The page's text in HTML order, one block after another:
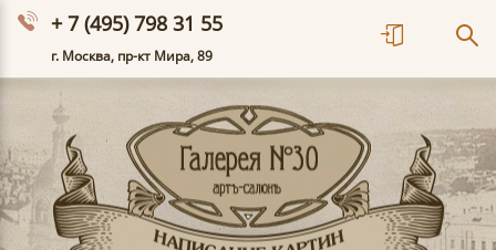
+ 7 (495) 798 31 55
г. Москва, пр-кт Мира, 89